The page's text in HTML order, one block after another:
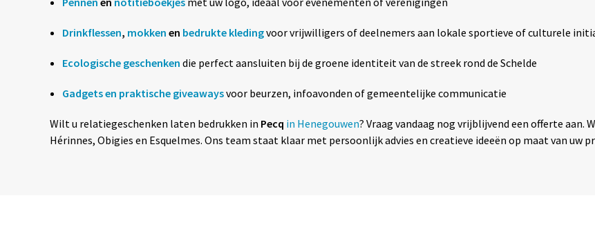
Drinkflessen, mokken en bedrukte kledingvoor vrijwilligers of deelnemers aan lokale sportieve of culturele
Ecologische geschenken die perfect aansluiten bij de groene identiteit van de streek rond de Schelde
Gadgets en praktische giveawaysvoor beurzen, infoavonden of gemeentelijke communicatie
Wilt u relatiegeschenken laten bedrukken in Pecq in Henegouwen? Vraag vandaag nog vrijblijvend een offerte aan.
Hérinnes, Obigies en Esquelmes. Ons team staat klaar met persoonlijk advies en creatieve ideeën op maat van uw